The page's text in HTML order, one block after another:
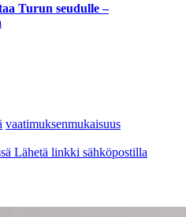
Turun seudulle –
vaatimuksenmukaisuus
Lähetä linkki sähköpostilla